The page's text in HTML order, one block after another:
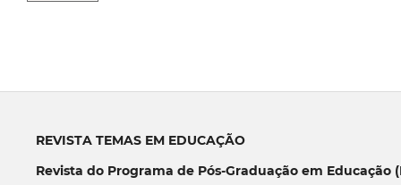
REVISTA TEMAS EM EDUCAÇÃO
Revista do Programa de Pós-Graduação em Educação